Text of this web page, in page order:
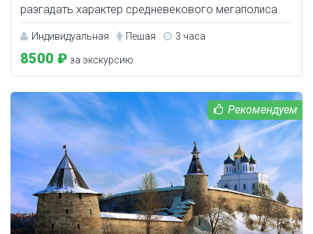
разгадать характер средневекового мегаполиса.
Индивидуальная Пешая 3 часа
8500 ₽ за экскурсию